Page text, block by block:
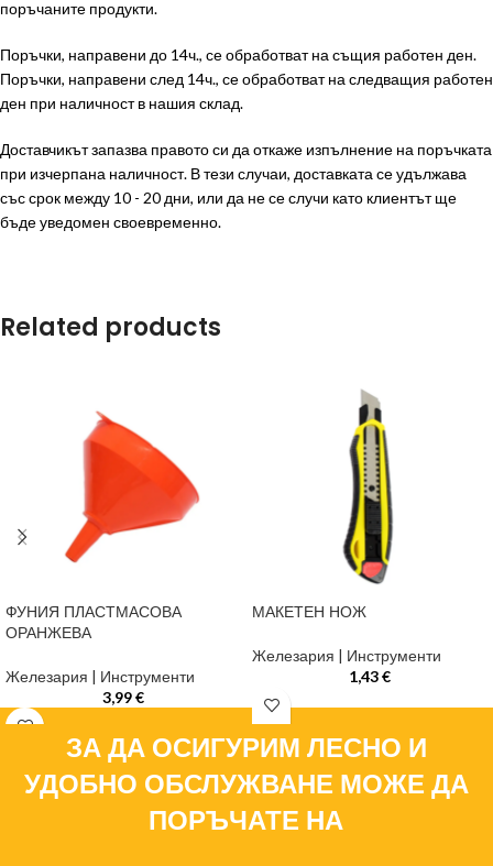
поръчаните продукти.
Поръчки, направени до 14ч., се обработват на същия работен ден.
Поръчки, направени след 14ч., се обработват на следващия работен
ден при наличност в нашия склад.
Доставчикът запазва правото си да откаже изпълнение на поръчката
при изчерпана наличност. В тези случаи, доставката се удължава
със срок между 10 - 20 дни, или да не се случи като клиентът ще
бъде уведомен своевременно.
Related products
ФУНИЯ ПЛАСТМАСОВА
ОРАНЖЕВА
Железария | Инструменти
3,99€
МАКЕТЕН НОЖ
Железария | Инструменти
1,43€
ЗА ДА ОСИГУРИМ ЛЕСНО И
УДОБНО ОБСЛУЖВАНЕ МОЖЕ ДА
ПОРЪЧАТЕ НА